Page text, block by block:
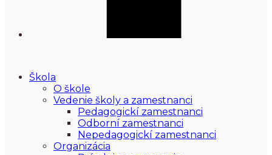
Škola
O škole
Vedenie školy a zamestnanci
Pedagogickí zamestnanci
Odborní zamestnanci
Nepedagogickí zamestnanci
Organizácia